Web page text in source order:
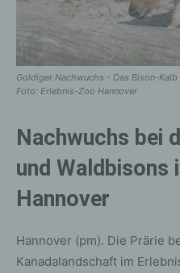
Goldiger Nachwuchs - Das Bison-
Foto: Erlebnis-Zoo Hannover
Nachwuchs bei
und Waldbisons
Hannover
Hannover (pm). Die Prärie
Kanadalandschaft im